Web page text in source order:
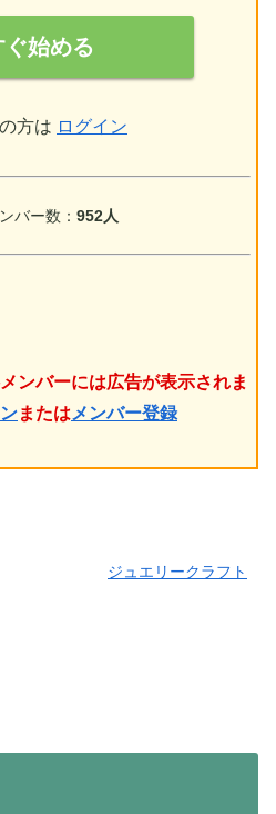
始める
方は ログイン
バー数： 952人
ンバーには広告が表示されま
または メンバー登録
ジュエリークラフト